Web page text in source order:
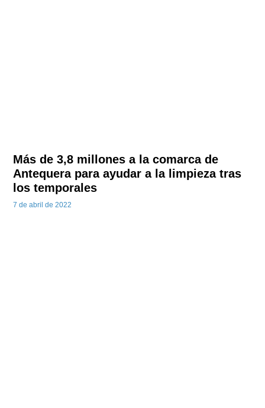
Más de 3,8 millones a la comarca de
Antequera para ayudar a la limpieza tras
los temporales
7 de abril de 2022